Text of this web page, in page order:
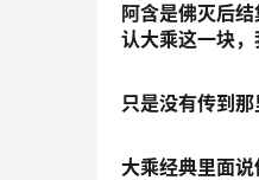
阿含是佛灭后
认大乘这一块，
只是没有传到
大乘经典里面